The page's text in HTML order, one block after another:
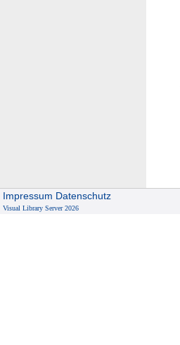
Impressum Datenschutz
Visual Library Server 2026